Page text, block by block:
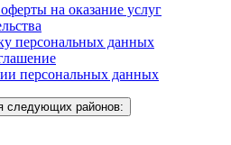
на оказание услуг
персональных данных
персональных данных
следующих районов: